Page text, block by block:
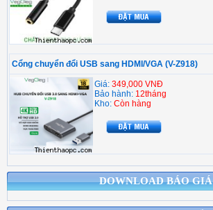
DOWNLOAD BÁO GIÁ
Cổng chuyển đổi USB sang HDMI/VGA (V-Z918)
Giá: 349,000 VNĐ
Bảo hành: 12tháng
Kho: Còn hàng